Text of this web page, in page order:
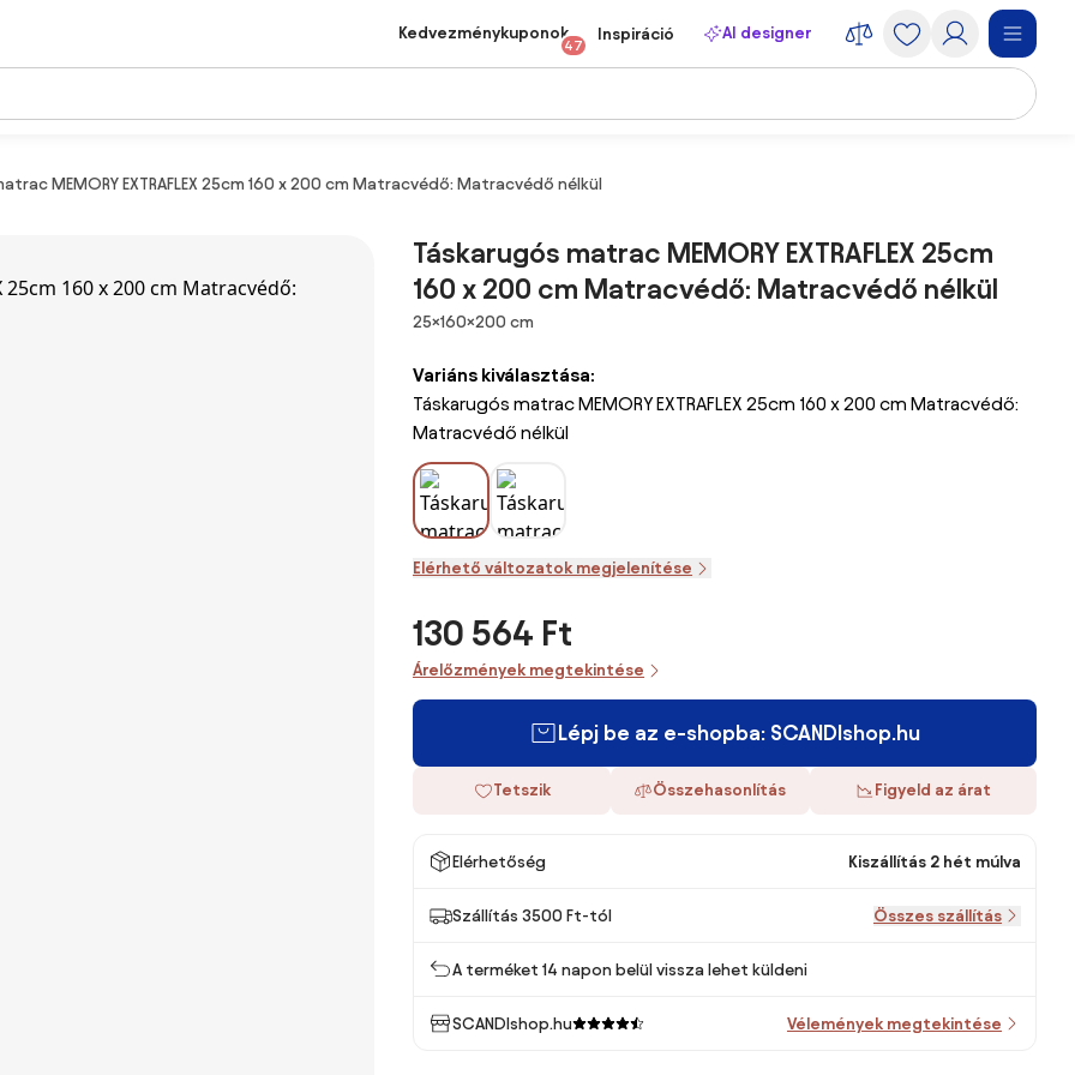
Kedvezménykuponok
47
Inspiráció AI designer
MEMORY EXTRAFLEX 25cm 160 x 200 cm Matracvédő: Matracvédő nélkül
Táskarugós matrac MEMORY EXTRAFLEX 25cm
160 x 200 cm Matracvédő: Matracvédő nélkül
Méretek
25×160×200 cm
Variáns kiválasztása:
Táskarugós matrac MEMORY EXTRAFLEX 25cm 160 x 200 cm Matracvédő:
Matracvédő nélkül
Elérhető változatok megjelenítése
130 564 Ft
Árelőzmények megtekintése
Lépj be az e-shopba: SCANDIshop.hu
Tetszik Összehasonlítás Figyeld az árat
Elérhetőség Kiszállítás 2 hét múlva
Szállítás 3500 Ft-tól Összes szállítás
A terméket 14 napon belül vissza lehet küldeni
SCANDIshop.hu Vélemények megtekintése